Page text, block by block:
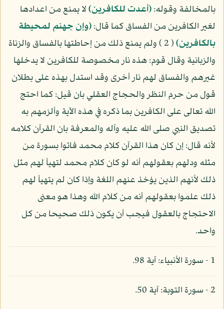
بالمخالفة وقوله:(أعدت للكافرين)لا يمنع من اعدادها
لغير الكافرين من الفساق كما قال:(وإن جهنم لمحيطة
بالكافرين)
( 2 ) ولم يمنع ذلك من إحاطتها بالفساق والزناة
والزبانية وقال قوم: هذه نار مخصوصة للكافرين لا يدخلها
غيرهم والفساق لهم نار أخرى وقد استدل بهذه على بطلان
قول من حرم النظر والحجاج العقلي بان قيل: كما احتج
الله تعالى على الكافرين بما ذكره في هذه الآية وألزمهم به
تصديق النبي صلى الله عليه وآله والمعرفة بان القرآن كلامه
لأنه قال: إن كان هذا القرآن كلام محمد فاتوا بسورة من
مثله ودلهم بعقولهم أنه لو كان كلام محمد لتهيأ لهم مثل
ذلك لأنهم الذين يؤخذ عنهم اللغة وإذا كان لم يتهيأ لهم
ذلك علموا بعقولهم أنه من كلام الله وهذا هو معنى
الاحتجاج بالعقول فيجب أن يكون ذلك صحيحا من كل
واحد.
1 - سورة الأنبياء: آية 98.
2 - سورة التوبة: آية 50.